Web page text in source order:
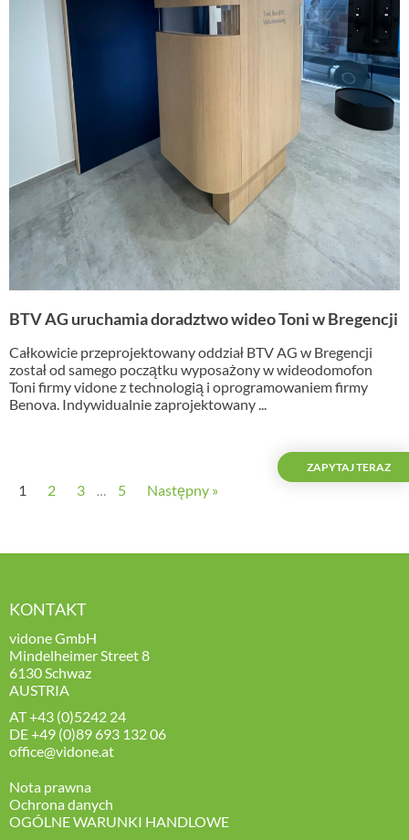
ZAPYTAJ TERAZ
BTV AG uruchamia doradztwo wideo Toni w Bregencji
Całkowicie przeprojektowany oddział BTV AG w Bregencji
został od samego początku wyposażony w wideodomofon
Toni firmy vidone z technologią i oprogramowaniem firmy
Benova. Indywidualnie zaprojektowany ...
1 2 3 … 5 Następny »
KONTAKT
vidone GmbH
Mindelheimer Street 8
6130 Schwaz
AUSTRIA
AT+43 (0)5242 24
DE+49 (0)89 693 132 06
office@vidone.at
Nota prawna
Ochrona danych
OGÓLNE WARUNKI HANDLOWE